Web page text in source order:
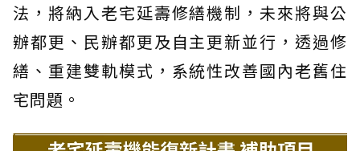
法，將納入老宅延壽修繕機制，未來將與公
辦都更、民辦都更及自主更新並行，透過修
繕、重建雙軌模式，系統性改善國內老舊住
宅問題。